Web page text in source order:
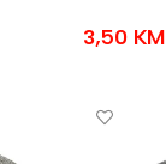
3,50 KM